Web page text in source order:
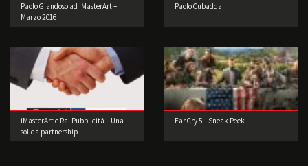
Paolo Giandoso ad iMasterArt –
Marzo 2016
Paolo Cubadda
iMasterArt e Rai Pubblicità – Una
solida partnership
Far Cry 5 – Sneak Peek